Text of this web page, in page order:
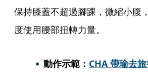
保持膝蓋不超過腳踝，微縮小腹
度使用腰部扭轉力量。
動作示範： CHA 帶瑜去